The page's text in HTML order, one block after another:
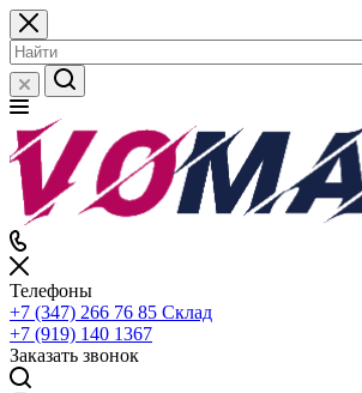
Телефоны
+7 (347) 266 76 85 Склад
+7 (919) 140 1367
Заказать звонок